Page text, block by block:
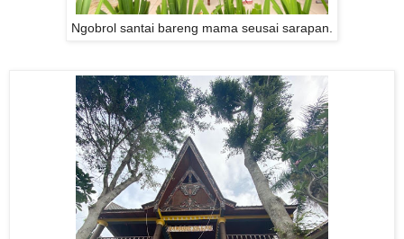
Ngobrol santai bareng mama seusai sarapan.